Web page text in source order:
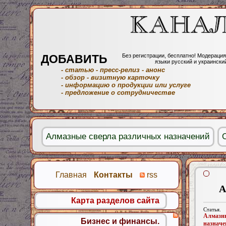
Статья.
Главная Контакты rss
Карта разделов сайта
Бизнес и финансы.
ДОБАВИТЬ
Без регистрации, бесплатно!
языки русский и
- статью - пресс-релиз - анонс
- обзор - визитную карточку
- информацию о продукции или услуге
- предложение о сотрудничестве
Алмазные сверла различных назначений